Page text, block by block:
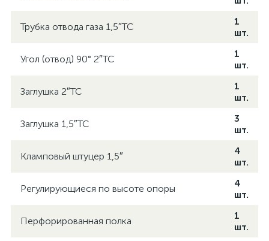
Трубка отвода газа 1,5″TC
1
шт.
Угол (отвод) 90° 2″TC
1
шт.
Заглушка 2″TC
1
шт.
Заглушка 1,5″TC
3
шт.
Кламповый штуцер 1,5″
4
шт.
Регулирующиеся по высоте опоры
4
шт.
Перфорированная полка
1
шт.